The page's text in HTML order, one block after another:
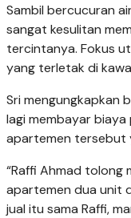
Sambil bercucuran
sangat kesulitan
tercintanya. Fokus
yang terletak di
Sri mengungkapkan
lagi membayar
apartemen tersebut
“Raffi Ahmad tolong
apartemen dua unit
jual itu sama Raffi,